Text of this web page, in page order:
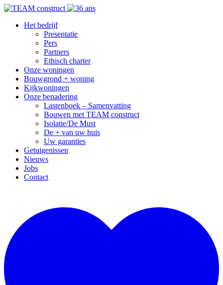
Het bedrijf
Presentatie
Pers
Partners
Ethisch charter
Onze woningen
Bouwgrond + woning
Kijkwoningen
Onze benadering
Lastenboek – Samenvatting
Bouwen met TEAM construct
Isolatie/De Must
De + van uw huis
Uw garanties
Getuigenissen
Nieuws
Jobs
Contact